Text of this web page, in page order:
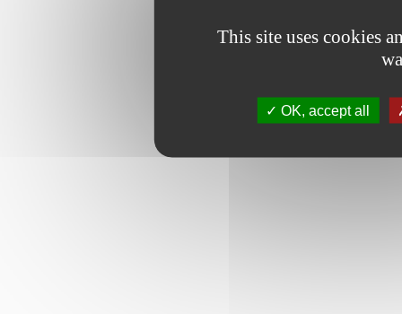
This site uses cookies
OK, accept all